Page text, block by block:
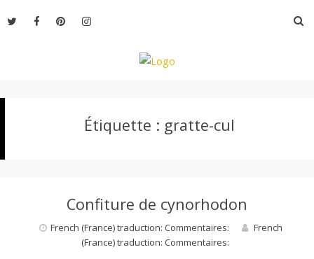
au
Étiquette : gratte-cul
Confiture de cynorhodon
French (France) traduction: Commentaires:
French
(France) traduction: Commentaires: